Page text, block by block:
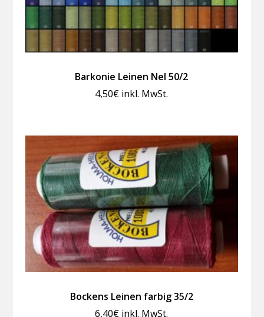
Barkonie Leinen Nel 50/2
4,50€ inkl. MwSt.
Bockens Leinen farbig 35/2
6,40€ inkl. MwSt.